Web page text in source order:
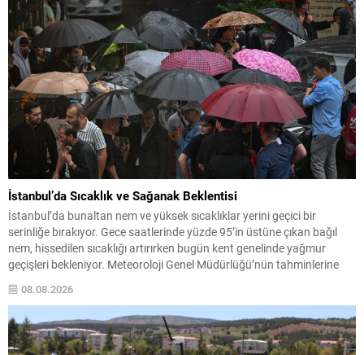
İstanbul’da Sıcaklık ve Sağanak Beklentisi
İstanbul’da bunaltan nem ve yüksek sıcaklıklar yerini geçici bir
serinliğe bırakıyor. Gece saatlerinde yüzde 95’in üstüne çıkan bağıl
nem, hissedilen sıcaklığı artırırken bugün kent genelinde yağmur
geçişleri bekleniyor. Meteoroloji Genel Müdürlüğü’nün tahminlerine
göre Marmara Bölgesi’nin kuzeyi ile Karadeniz kıyıları boyunca yerel
sağanak ve gök gürültülü yağışlar etkili olacak. Akdeniz’in Toroslar...
08.08.2026